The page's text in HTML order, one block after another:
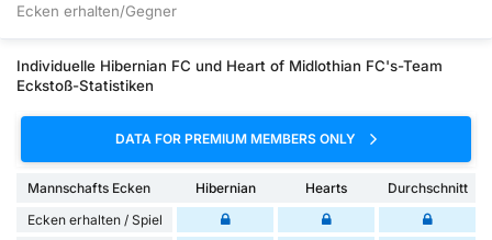
Ecken erhalten/Gegner
Individuelle Hibernian FC und Heart of Midlothian FC's-Team
Eckstoß-Statistiken
DATA FOR PREMIUM MEMBERS ONLY
Mannschafts Ecken Hibernian Hearts
Durchschnitt
Ecken erhalten / Spiel